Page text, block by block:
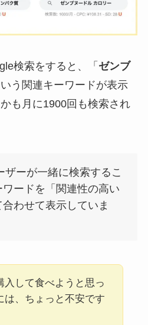
検索をすると、「 ゼンブ
う関連キーワードが表示
も月に1900回も検索され
ザーが一緒に検索するこ
ワードを「関連性の高い
わせて表示していま
入して食べようと思っ
は、ちょっと不安です